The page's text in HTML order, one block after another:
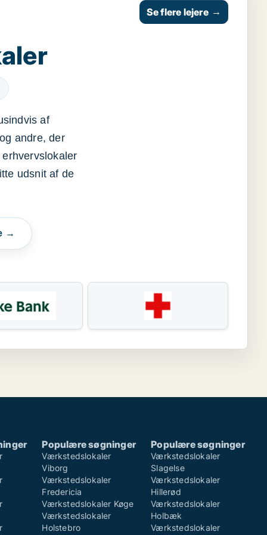
af
andre, der
udsnit af de
→
Se flere lejere →
Populære søgninger
Værkstedslokaler
Viborg
Værkstedslokaler
Fredericia
Værkstedslokaler Køge
Værkstedslokaler
Holstebro
Populære søgninger
Værkstedslokaler
Slagelse
Værkstedslokaler
Hillerød
Værkstedslokaler
Holbæk
Værkstedslokaler